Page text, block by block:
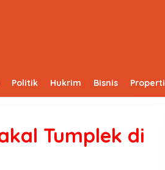
Politik Hukrim Bisnis Properti
Tumplek di